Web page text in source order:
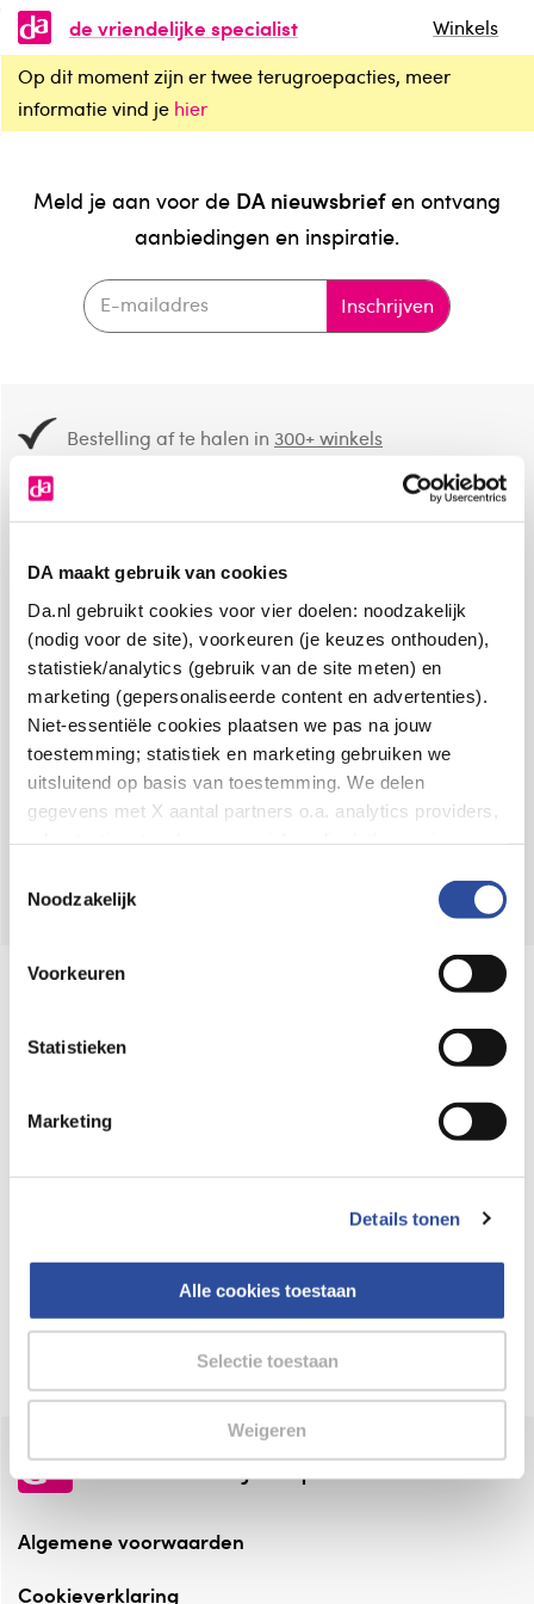
DA maakt gebruik van cookies
Da.nl gebruikt cookies voor vier doelen: noodzakelijk
(nodig voor de site), voorkeuren (je keuzes onthouden),
statistiek/analytics (gebruik van de site meten) en
marketing (gepersonaliseerde content en advertenties).
Niet-essentiële cookies plaatsen we pas na jouw
toestemming; statistiek en marketing gebruiken we
uitsluitend op basis van toestemming. We delen
gegevens met X aantal partners o.a. analytics providers,
en de bewaartermijnen per categorie. Je kunt je keuze op
gegevensverwerking staat in de
Privacyverklaring
Noodzakelijk
Voorkeuren
Statistieken
Marketing
Details tonen
Alle cookies toestaan
Selectie toestaan
Weigeren
de vriendelijke specialist
Winkels
Op dit moment zijn er twee terugroepacties, meer
informatie vind je hier
Meld je aan voor de DA nieuwsbriefen ontvang
aanbiedingen en inspiratie.
Inschrijven
Bestelling af te halen in300+ winkels
8.6 uit4.106 reviews
Over DA
Klantenservice
Assortiment
VolgDAop:
Online aanbieder medicijnen
webshop mag verkopen.
⁠Verantwoorde zorg, ⁠ook online.
Altijd onze folder bij de hand
Check onze folders ⁠bij AlleFolders.
de vriendelijke specialist
Algemene voorwaarden
Cookieverklaring